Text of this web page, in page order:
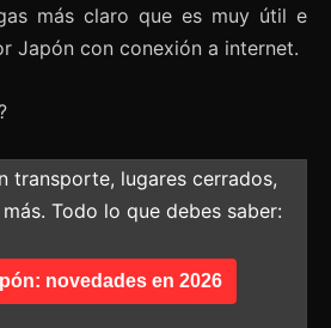
más claro que es muy útil e
Japón con conexión a internet.
transporte, lugares cerrados,
Todo lo que debes saber:
novedades en 2026